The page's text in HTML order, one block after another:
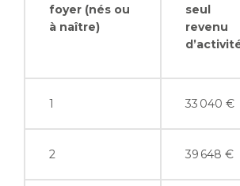
foyer (nés ou
à naître)
seul
revenu
1 33 040 €
2 39 648 €